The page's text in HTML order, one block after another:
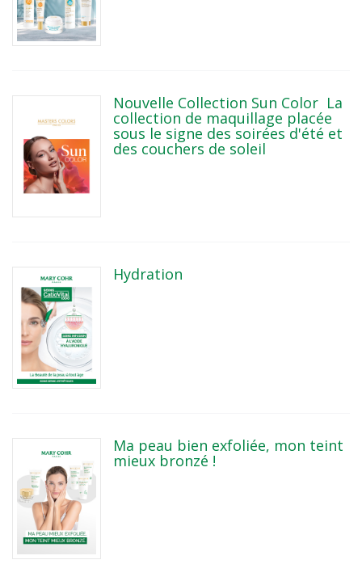
Nouvelle Collection Sun Color La
collection de maquillage placée
sous le signe des soirées d'été et
des couchers de soleil
Hydration
Ma peau bien exfoliée, mon teint
mieux bronzé !